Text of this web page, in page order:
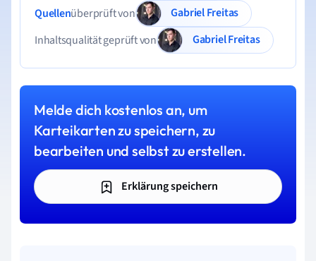
Quellenüberprüft von
Gabriel Freitas
Inhaltsqualität geprüft von
Gabriel Freitas
Melde dich kostenlos an, um
Karteikarten zu speichern, zu
bearbeiten und selbst zu erstellen.
Erklärung speichern